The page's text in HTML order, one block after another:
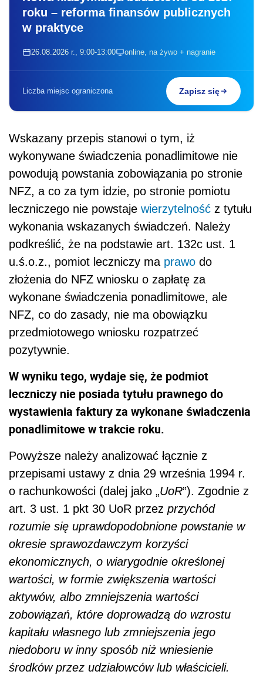
roku – reforma finansów publicznych
w praktyce
26.08.2026 r., 9:00-13:00 online, na żywo + nagranie
Liczba miejsc ograniczona Zapisz się
Wskazany przepis stanowi o tym, iż
wykonywane świadczenia ponadlimitowe nie
powodują powstania zobowiązania po stronie
NFZ, a co za tym idzie, po stronie pomiotu
leczniczego nie powstaje wierzytelność z tytułu
wykonania wskazanych świadczeń. Należy
podkreślić, że na podstawie art. 132c ust. 1
u.ś.o.z., pomiot leczniczy ma prawo do
złożenia do NFZ wniosku o zapłatę za
wykonane świadczenia ponadlimitowe, ale
NFZ, co do zasady, nie ma obowiązku
przedmiotowego wniosku rozpatrzeć
pozytywnie.
W wyniku tego, wydaje się, że podmiot
leczniczy nie posiada tytułu prawnego do
wystawienia faktury za wykonane świadczenia
ponadlimitowe w trakcie roku.
Powyższe należy analizować łącznie z
przepisami ustawy z dnia 29 września 1994 r.
o rachunkowości (dalej jako „UoR”). Zgodnie z
art. 3 ust. 1 pkt 30 UoR przez przychód
rozumie się uprawdopodobnione powstanie w
okresie sprawozdawczym korzyści
ekonomicznych, o wiarygodnie określonej
wartości, w formie zwiększenia wartości
aktywów, albo zmniejszenia wartości
zobowiązań, które doprowadzą do wzrostu
kapitału własnego lub zmniejszenia jego
niedoboru w inny sposób niż wniesienie
środków przez udziałowców lub właścicieli.